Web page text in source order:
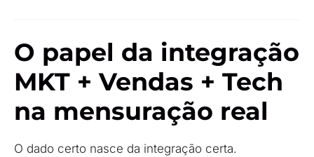
O papel da integração
MKT + Vendas + Tech
na mensuração real
O dado certo nasce da integração certa.